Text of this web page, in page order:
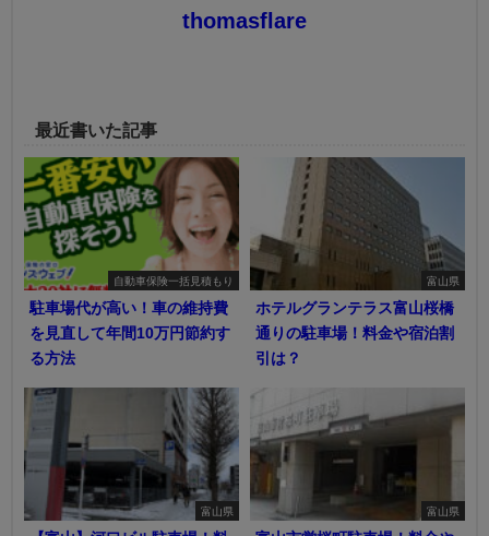
thomasflare
最近書いた記事
自動車保険一括見積もり
駐車場代が高い！車の維持費
を見直して年間10万円節約す
る方法
富山県
ホテルグランテラス富山桜橋
通りの駐車場！料金や宿泊割
引は？
富山県 富山県